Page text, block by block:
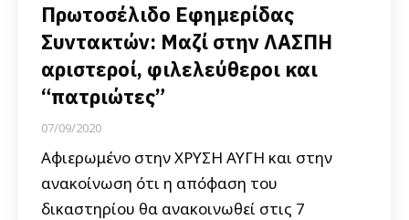
Πρωτοσέλιδο Εφημερίδας
Συντακτών: Μαζί στην ΛΑΣΠΗ
αριστεροί, φιλελεύθεροι και
“πατριώτες”
07/09/2020
Αφιερωμένο στην ΧΡΥΣΗ ΑΥΓΗ και στην
ανακοίνωση ότι η απόφαση του
δικαστηρίου θα ανακοινωθεί στις 7